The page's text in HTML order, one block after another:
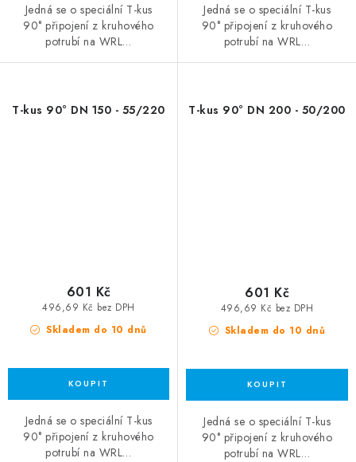
Jedná se o speciální T-kus
90° připojení z kruhového
potrubí na WRL…
Jedná se o speciální T-kus
90° připojení z kruhového
potrubí na WRL…
T-kus 90° DN 150 - 55/220
Skladem do 10 dnů
496,69 Kč bez DPH
601 Kč
Jedná se o speciální T-kus
90° připojení z kruhového
potrubí na WRL…
T-kus 90° DN 200 - 50/200
Skladem do 10 dnů
496,69 Kč bez DPH
601 Kč
Jedná se o speciální T-kus
90° připojení z kruhového
potrubí na WRL…